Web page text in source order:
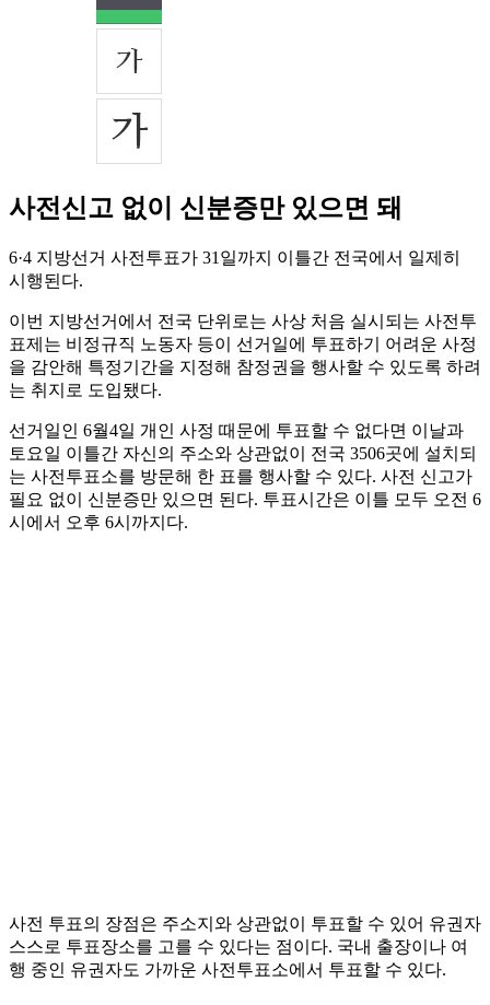
사전신고 없이 신분증만 있으면 돼
6·4 지방선거 사전투표가 31일까지 이틀간 전국에서 일제히
시행된다.
이번 지방선거에서 전국 단위로는 사상 처음 실시되는 사전투
표제는 비정규직 노동자 등이 선거일에 투표하기 어려운 사정
을 감안해 특정기간을 지정해 참정권을 행사할 수 있도록 하려
는 취지로 도입됐다.
선거일인 6월4일 개인 사정 때문에 투표할 수 없다면 이날과
토요일 이틀간 자신의 주소와 상관없이 전국 3506곳에 설치되
는 사전투표소를 방문해 한 표를 행사할 수 있다. 사전 신고가
필요 없이 신분증만 있으면 된다. 투표시간은 이틀 모두 오전 6
시에서 오후 6시까지다.
사전 투표의 장점은 주소지와 상관없이 투표할 수 있어 유권자
스스로 투표장소를 고를 수 있다는 점이다. 국내 출장이나 여
행 중인 유권자도 가까운 사전투표소에서 투표할 수 있다.